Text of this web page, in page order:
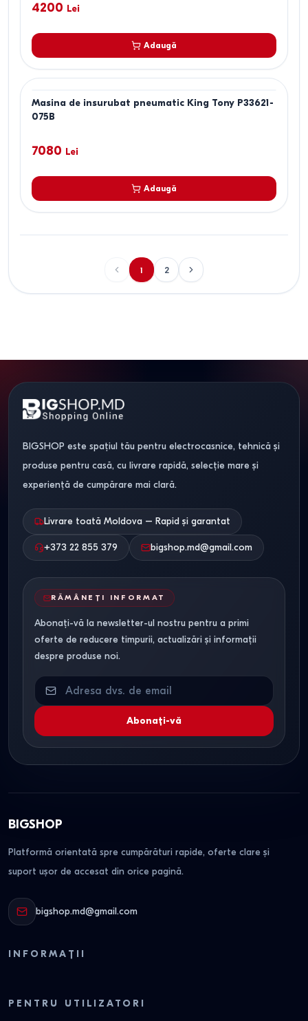
4200 Lei
Adaugă
Masina de insurubat pneumatic King Tony P33621-
075B
7080 Lei
Adaugă
1 2
BIGSHOP este spațiul tău pentru electrocasnice, tehnică și
produse pentru casă, cu livrare rapidă, selecție mare și
experiență de cumpărare mai clară.
Livrare toată Moldova – Rapid și garantat
+373 22 855 379 bigshop.md@gmail.com
RĂMÂNEȚI INFORMAT
Abonați-vă la newsletter-ul nostru pentru a primi
oferte de reducere timpurii, actualizări și informații
despre produse noi.
Abonați-vă
BIGSHOP
Platformă orientată spre cumpărături rapide, oferte clare și
suport ușor de accesat din orice pagină.
bigshop.md@gmail.com
INFORMAȚII
PENTRU UTILIZATORI